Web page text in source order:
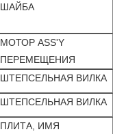
ШАЙБА
МОТОР ASS'Y
ПЕРЕМЕЩЕНИЯ
ШТЕПСЕЛЬНАЯ ВИЛКА
ШТЕПСЕЛЬНАЯ ВИЛКА
ПЛИТА, ИМЯ